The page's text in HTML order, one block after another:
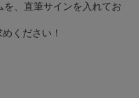
、直筆サインを入れてお
ください！